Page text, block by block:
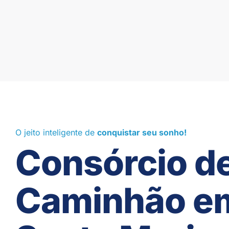
O jeito inteligente de conquistar seu sonho!
Consórcio
Caminhão